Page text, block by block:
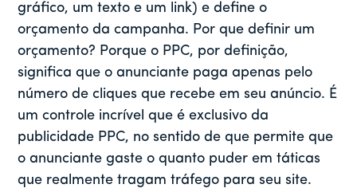
gráfico, um texto e um link) e define o
orçamento da campanha. Por que definir um
orçamento? Porque o PPC, por definição,
significa que o anunciante paga apenas pelo
número de cliques que recebe em seu anúncio. É
um controle incrível que é exclusivo da
publicidade PPC, no sentido de que permite que
o anunciante gaste o quanto puder em táticas
que realmente tragam tráfego para seu site.